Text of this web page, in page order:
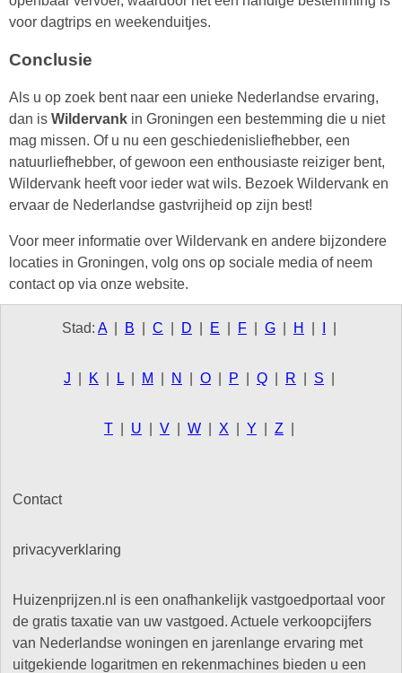
voor dagtrips en weekenduitjes.
Conclusie
Als u op zoek bent naar een unieke Nederlandse ervaring,
dan is Wildervank in Groningen een bestemming die u niet
mag missen. Of u nu een geschiedenisliefhebber, een
natuurliefhebber, of gewoon een enthousiaste reiziger bent,
Wildervank heeft voor ieder wat wils. Bezoek Wildervank en
ervaar de Nederlandse gastvrijheid op zijn best!
Voor meer informatie over Wildervank en andere bijzondere
locaties in Groningen, volg ons op sociale media of neem
contact op via onze website.
Stad: A B C D E F G H
J K L M N O P Q R S
T U V W X Y Z
Contact
privacyverklaring
Huizenprijzen.nl is een onafhankelijk vastgoedportaal voor
de gratis taxatie van uw vastgoed. Actuele verkoopcijfers
van Nederlandse woningen en jarenlange ervaring met
uitgekiende logaritmen en rekenmachines bieden u een